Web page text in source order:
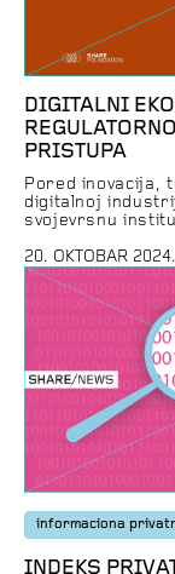
DIGITALNI
PRISTUPA
Pored inovacija,
digitalnoj
svojevrsnu
tržišta Evropske
pravila koja
uvažavaju sva
građankama […]
20. OKTOBAR 2024.
informaciona
INDEKS